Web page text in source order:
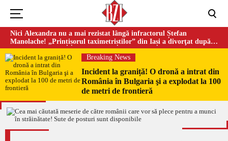
Nici Alexandra nu a mai rezistat lângă infractorul Ștefan
Manolache! „Prințișorul taximetriștilor” din Iași a divorţat după
doi ani de căsnicie
Breaking News
Incident la graniță! O dronă a intrat din
România în Bulgaria şi a explodat la 100
de metri de frontieră